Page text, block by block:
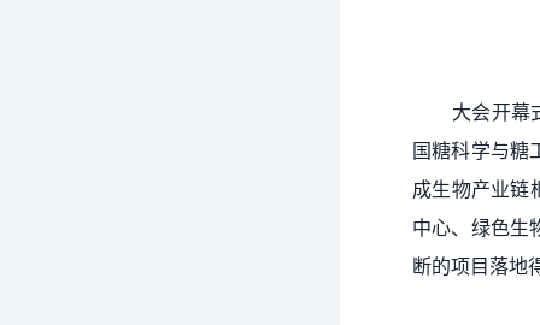
大会开幕
国糖科学与糖
成生物产业链
中心、绿色生
断的项目落地